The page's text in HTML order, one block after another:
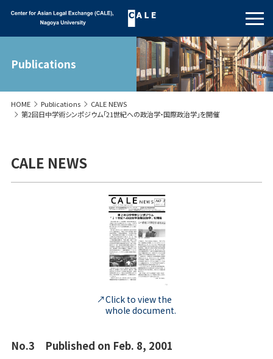
Publications
HOME Publications
CALE NEWS
第2回日中学術シンポジウム「21世紀への政治学・国際政治学」を開催
CALE NEWS
Click to view the
whole document.
No.3 Published on Feb. 8, 2001